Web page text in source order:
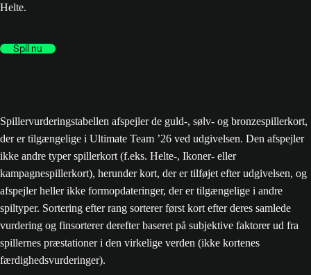
Helte.
Spil nu
Spillervurderingstabellen afspejler de guld-, sølv- og bronzespillerkort,
der er tilgængelige i Ultimate Team ’26 ved udgivelsen. Den afspejler
ikke andre typer spillerkort (f.eks. Helte-, Ikoner- eller
kampagnespillerkort), herunder kort, der er tilføjet efter udgivelsen, og
afspejler heller ikke formopdateringer, der er tilgængelige i andre
spiltyper. Sortering efter rang sorterer først kort efter deres samlede
vurdering og finsorterer derefter baseret på subjektive faktorer ud fra
spillernes præstationer i den virkelige verden (ikke kortenes
færdighedsvurderinger).